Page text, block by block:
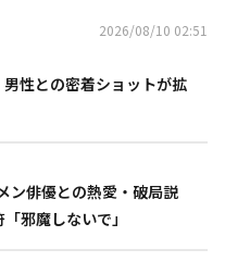
2026/08/10 02:51
性との密着ショットが拡
ン俳優との熱愛・破局説
邪魔しないで」